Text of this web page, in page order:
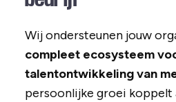
Wij ondersteunen jouw
compleet ecosysteem
talentontwikkeling van
persoonlijke groei koppelt